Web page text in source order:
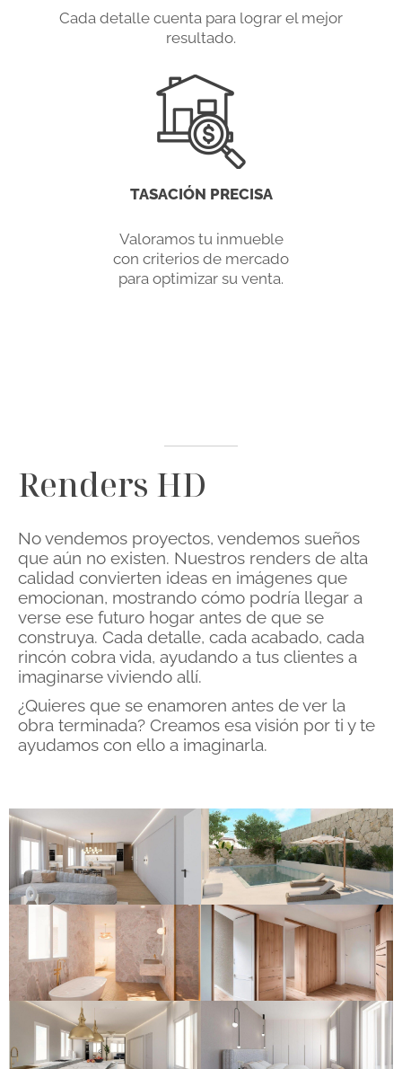
Cada detalle cuenta para lograr el mejor
resultado.
TASACIÓN PRECISA
Valoramos tu inmueble
con criterios de mercado
para optimizar su venta.
Renders HD
No vendemos proyectos, vendemos sueños
que aún no existen. Nuestros renders de alta
calidad convierten ideas en imágenes que
emocionan, mostrando cómo podría llegar a
verse ese futuro hogar antes de que se
construya. Cada detalle, cada acabado, cada
rincón cobra vida, ayudando a tus clientes a
imaginarse viviendo allí.
¿Quieres que se enamoren antes de ver la
obra terminada? Creamos esa visión por ti y te
ayudamos con ello a imaginarla.